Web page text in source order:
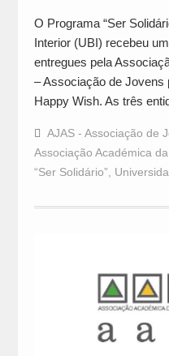
O Programa “Ser
Interior (UBI) recebeu
entregues pela
– Associação de Jovens
Happy Wish. As três
AJAS - Associação de
Associação Académica
“Ser Solidário”,